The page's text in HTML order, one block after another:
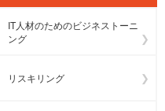
IT人材のためのビジネストーニ
ング
リスキリング